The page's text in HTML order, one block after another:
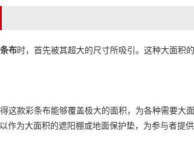
布时，首先被其超大的尺寸所吸引。这种大面积的
这款彩条布能够覆盖极大的面积，为各种需要大
作为大面积的遮阳棚或地面保护垫，为参与者提供